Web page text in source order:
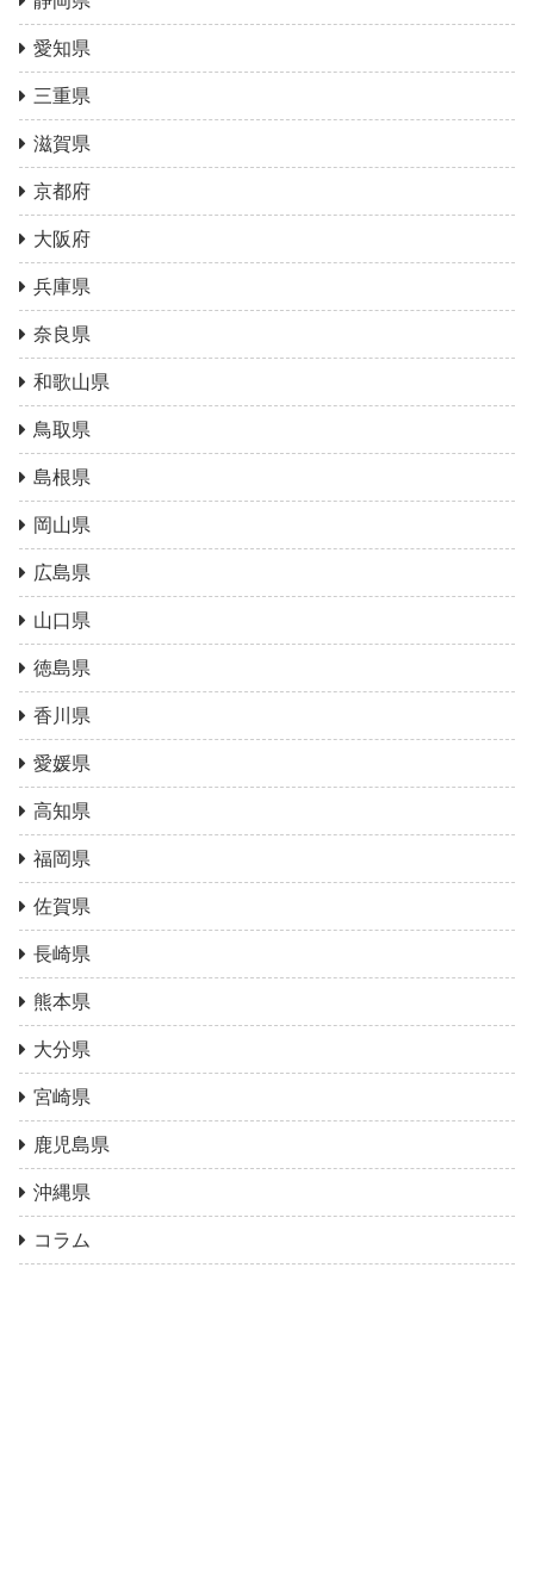
愛知県
三重県
滋賀県
京都府
大阪府
兵庫県
奈良県
和歌山県
鳥取県
島根県
岡山県
広島県
山口県
徳島県
香川県
愛媛県
高知県
福岡県
佐賀県
長崎県
熊本県
大分県
宮崎県
鹿児島県
沖縄県
コラム